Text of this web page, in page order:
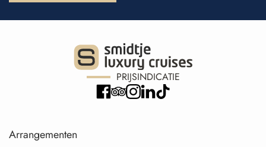
PRIJSINDICATIE
Arrangementen